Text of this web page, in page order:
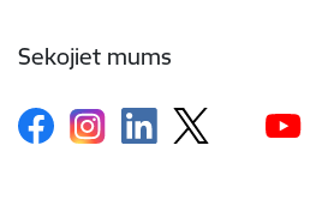
Sekojiet mums